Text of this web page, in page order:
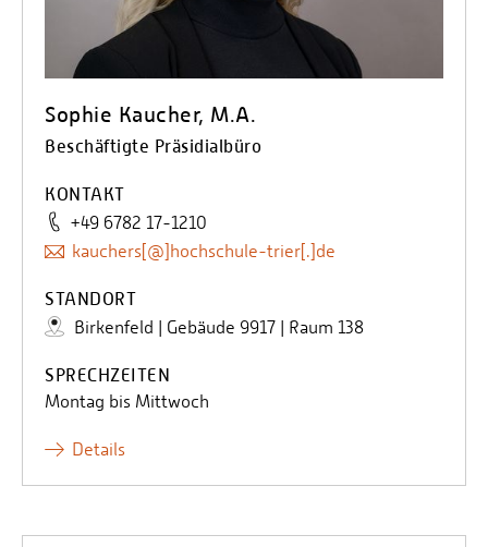
Sophie Kaucher, M.A.
Beschäftigte Präsidialbüro
KONTAKT
+49 6782 17-1210
kauchers[@]hochschule-trier[.]de
STANDORT
Birkenfeld | Gebäude 9917 | Raum 138
SPRECHZEITEN
Montag bis Mittwoch
Details